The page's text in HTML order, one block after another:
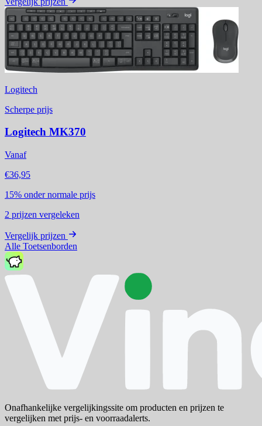
Logitech
Scherpe prijs
Logitech MK370
Vanaf
€36,95
15% onder normale prijs
2 prijzen vergeleken
Vergelijk prijzen
Alle Toetsenborden
Onafhankelijke vergelijkingssite om producten en prijzen te
vergelijken met prijs- en voorraadalerts.